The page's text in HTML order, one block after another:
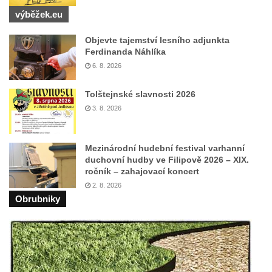
Pomník Přemysla Otakara II. v parku Na
Socha Mateřství v parku Na Sadech v
Českých Budějovicích
Památník Otokara Mokrého v parku Na
Sadech v Českých Budějovicích
Poslední dochovaný tramvajový sloup na
Pražské třídě v Českých Budějovicích
Socha Civilizovaní na Husově třídě v
Českých Budějovicích
Socha svatého Jana Nepomuckého Na
Sadech u Mlýnské stoky v Českých
Budějovicích
Sochy brouků u Mlýnské stoky v Českých
Budějovicích
výběžek.eu
Objevte tajemství lesního adjunkta
Ferdinanda Náhlíka
6. 8. 2026
Tolštejnské slavnosti 2026
3. 8. 2026
Mezinárodní hudební festival varhanní
duchovní hudby ve Filipově 2026 – XIX.
ročník – zahajovací koncert
2. 8. 2026
Obrubniky